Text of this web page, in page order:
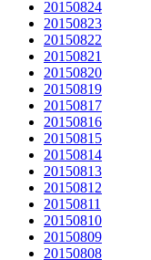
20150824
20150823
20150822
20150821
20150820
20150819
20150817
20150816
20150815
20150814
20150813
20150812
20150811
20150810
20150809
20150808